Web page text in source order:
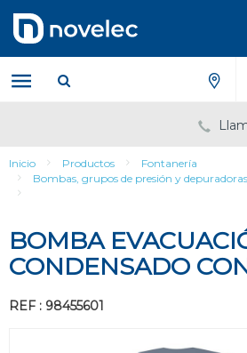
contenido
menú
de
navegación
Inicio Productos
Fontanería
Bombas, grupos de presión y depuradoras
BOMBA
CONDENSADO
REF : 98455601